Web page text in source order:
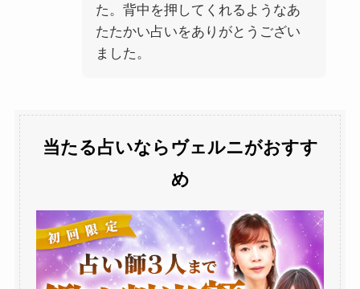
た。背中を押してくれるようなあ
たたかい占いをありがとうござい
ました。
当たる占いならヴェルニがおすす
め